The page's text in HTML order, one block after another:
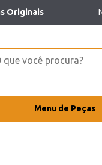
Originais
Menu de Peças